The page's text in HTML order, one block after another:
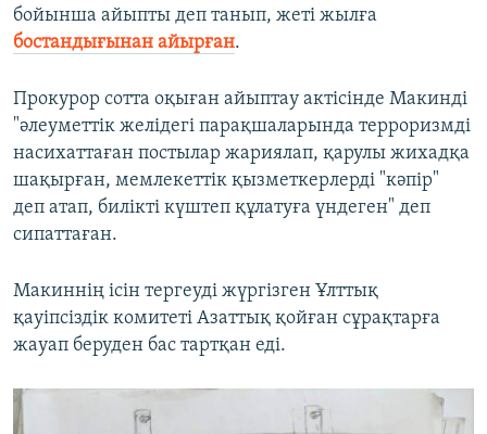
бойынша айыпты деп танып, жеті жылға
бостандығынан айырған.
Прокурор сотта оқыған айыптау актісінде Макинді
"әлеуметтік желідегі парақшаларында терроризмді
насихаттаған постылар жариялап, қарулы жихадқа
шақырған, мемлекеттік қызметкерлерді "кәпір"
деп атап, билікті күштеп құлатуға үндеген" деп
сипаттаған.
Макиннің ісін тергеуді жүргізген Ұлттық
қауіпсіздік комитеті Азаттық қойған сұрақтарға
жауап беруден бас тартқан еді.